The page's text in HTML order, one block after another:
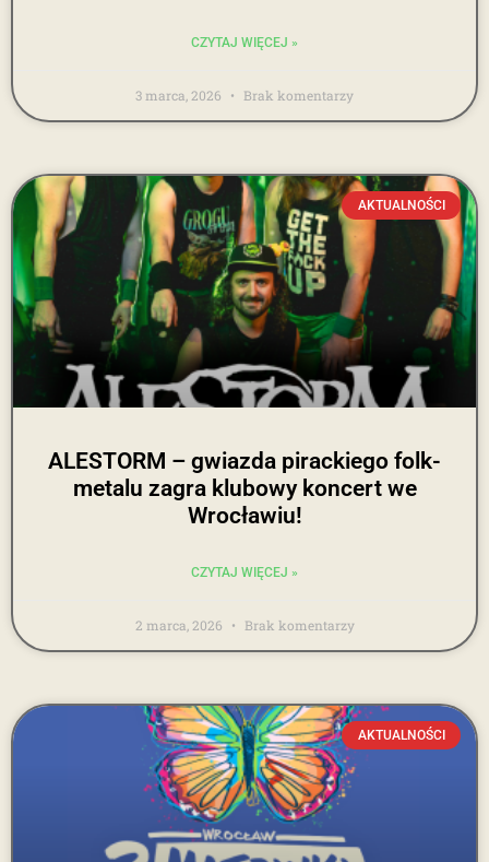
CZYTAJ WIĘCEJ »
3 marca, 2026 Brak komentarzy
AKTUALNOŚCI
ALESTORM – gwiazda pirackiego folk-
metalu zagra klubowy koncert we
Wrocławiu!
CZYTAJ WIĘCEJ »
2 marca, 2026 Brak komentarzy
AKTUALNOŚCI